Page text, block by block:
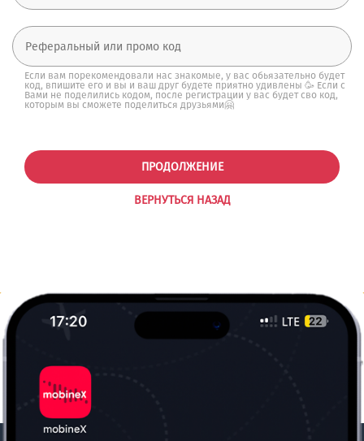
Если вам порекомендовали нас знакомые, у вас обьязательно будет
код, впишите его и вы и ваш друг будете приятно удивлены 🥳 Если с
Вами не поделились кодом, после регистрации у вас будет сво код,
которым вы сможете поделиться друзьями🤗
ВЕРНУТЬСЯ НАЗАД
ПРОДОЛЖЕНИЕ